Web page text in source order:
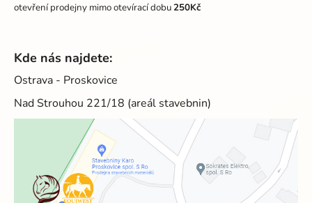
otevření prodejny mimo otevírací dobu250Kč
Kde nás najdete:
Ostrava - Proskovice
Nad Strouhou 221/18 (areál stavebnin)